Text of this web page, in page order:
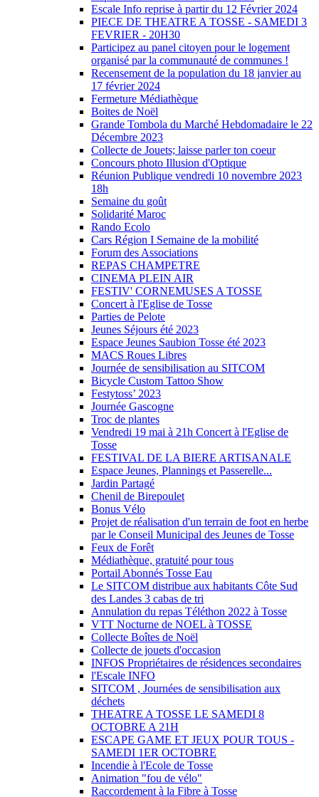
Escale Info reprise à partir du 12 Février 2024
PIECE DE THEATRE A TOSSE - SAMEDI 3
FEVRIER - 20H30
Participez au panel citoyen pour le logement
organisé par la communauté de communes !
Recensement de la population du 18 janvier au
17 février 2024
Fermeture Médiathèque
Boites de Noël
Grande Tombola du Marché Hebdomadaire le 22
Décembre 2023
Collecte de Jouets; laisse parler ton coeur
Concours photo Illusion d'Optique
Réunion Publique vendredi 10 novembre 2023
18h
Semaine du goût
Solidarité Maroc
Rando Ecolo
Cars Région I Semaine de la mobilité
Forum des Associations
REPAS CHAMPETRE
CINEMA PLEIN AIR
FESTIV' CORNEMUSES A TOSSE
Concert à l'Eglise de Tosse
Parties de Pelote
Jeunes Séjours été 2023
Espace Jeunes Saubion Tosse été 2023
MACS Roues Libres
Journée de sensibilisation au SITCOM
Bicycle Custom Tattoo Show
Festytoss’ 2023
Journée Gascogne
Troc de plantes
Vendredi 19 mai à 21h Concert à l'Eglise de
Tosse
FESTIVAL DE LA BIERE ARTISANALE
Espace Jeunes, Plannings et Passerelle...
Jardin Partagé
Chenil de Birepoulet
Bonus Vélo
Projet de réalisation d'un terrain de foot en herbe
par le Conseil Municipal des Jeunes de Tosse
Feux de Forêt
Médiathèque, gratuité pour tous
Portail Abonnés Tosse Eau
Le SITCOM distribue aux habitants Côte Sud
des Landes 3 cabas de tri
Annulation du repas Téléthon 2022 à Tosse
VTT Nocturne de NOEL à TOSSE
Collecte Boîtes de Noël
Collecte de jouets d'occasion
INFOS Propriétaires de résidences secondaires
l'Escale INFO
SITCOM , Journées de sensibilisation aux
déchets
THEATRE A TOSSE LE SAMEDI 8
OCTOBRE A 21H
ESCAPE GAME ET JEUX POUR TOUS -
SAMEDI 1ER OCTOBRE
Incendie à l'Ecole de Tosse
Animation "fou de vélo"
Raccordement à la Fibre à Tosse